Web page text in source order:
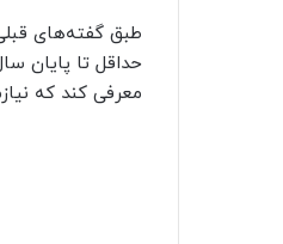
معرفی کند که